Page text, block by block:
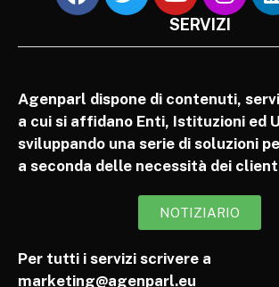
SERVIZI
Agenparl dispone di contenuti,
a cui si affidano Enti, Istituzioni ed
sviluppando una serie di soluzioni
a seconda delle necessità dei
NOTIZIARIO
Per tutti i servizi scrivere a
marketing@agenparl.eu